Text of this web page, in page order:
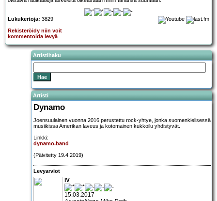
Lukukertoja: 3829
Rekisteröidy niin voit
kommentoida levyä
Artistihaku
Artisti
Dynamo
Joensuulainen vuonna 2016 perustettu rock-yhtye, jonka suomenkielisessä
musiikissa Amerikan laveus ja kotomainen kukkoilu yhdistyvät.
Linkki:
dynamo.band
(Päivitetty 19.4.2019)
Levyarviot
IV
15.03.2017